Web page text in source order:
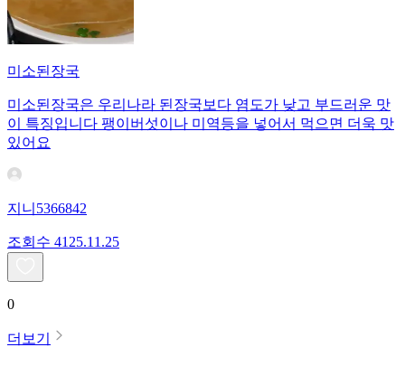
미소된장국
미소된장국은 우리나라 된장국보다 염도가 낮고 부드러운 맛
이 특징입니다 팽이버섯이나 미역등을 넣어서 먹으면 더욱 맛
있어요
지니5366842
조회수 41 25.11.25
0
더보기